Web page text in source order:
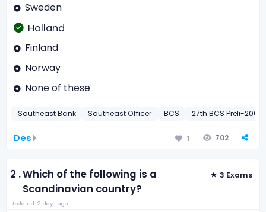
Sweden
Holland
Finland
Norway
None of these
Southeast Bank Southeast Officer BCS 27th BCS Preli-2005
Des 1 702
2 .Which of the following is a
Scandinavian country?
3 Exams
Updated: 2 days ago